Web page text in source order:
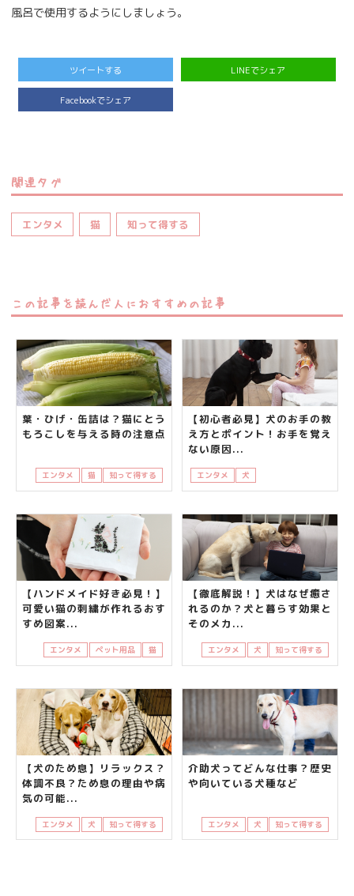
風呂で使用するようにしましょう。
ツイートする LINEでシェア
Facebookでシェア
関連タグ
エンタメ 猫 知って得する
この記事を読んだ人におすすめの記事
葉・ひげ・缶詰は？猫にとう
もろこしを与える時の注意点
エンタメ 猫 知って得する
【初心者必見】犬のお手の教
え方とポイント！お手を覚え
ない原因...
エンタメ 犬
【ハンドメイド好き必見！】
可愛い猫の刺繍が作れるおす
すめ図案...
エンタメ ペット用品 猫
【徹底解説！】犬はなぜ癒さ
れるのか？犬と暮らす効果と
そのメカ...
エンタメ 犬 知って得する
【犬のため息】リラックス？
体調不良？ため息の理由や病
気の可能...
エンタメ 犬 知って得する
介助犬ってどんな仕事？歴史
や向いている犬種など
エンタメ 犬 知って得する